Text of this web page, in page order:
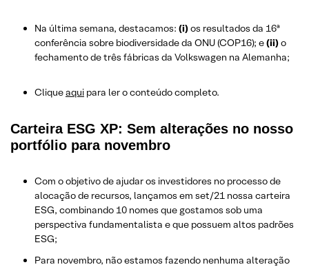
Na última semana, destacamos: (i)os resultados da 16ª
conferência sobre biodiversidade da ONU (COP16); e(ii)o
fechamento de três fábricas da Volkswagen na Alemanha;
Cliqueaqui para ler o conteúdo completo.
Carteira ESG XP: Sem alterações no nosso
portfólio para novembro
Com o objetivo de ajudar os investidores no processo de
alocação de recursos, lançamos em set/21 nossa carteira
ESG, combinando 10 nomes que gostamos sob uma
perspectiva fundamentalista e que possuem altos padrões
ESG;
Para novembro, não estamos fazendo nenhuma alteração